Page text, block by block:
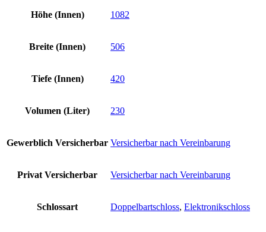
Höhe (Innen) 1082
Breite (Innen) 506
Tiefe (Innen) 420
Volumen (Liter) 230
Gewerblich Versicherbar Versicherbar nach Vereinbarung
Privat Versicherbar Versicherbar nach Vereinbarung
Schlossart Doppelbartschloss, Elektronikschloss